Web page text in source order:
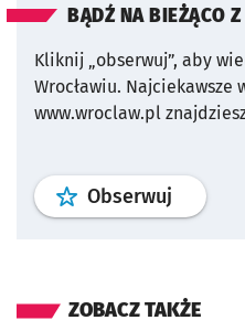
BĄDŹ NA BIEŻĄCO
Kliknij „obserwuj”, aby
Wrocławiu. Najciekawsze
www.wroclaw.pl
Obserwuj profil
ZOBACZ TAKŻE